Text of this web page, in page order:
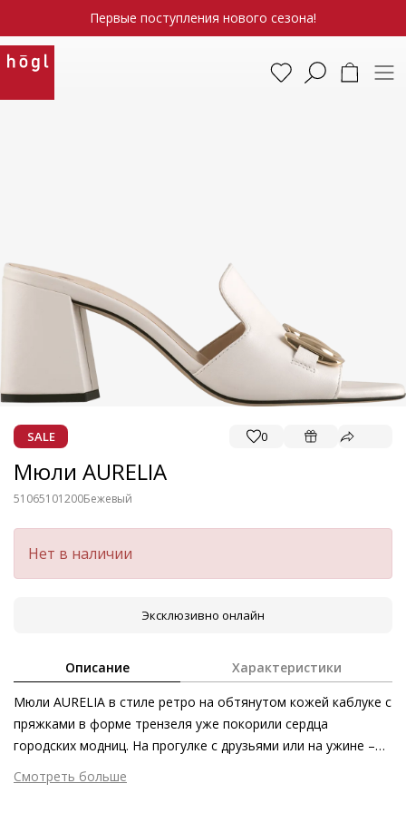
Первые поступления нового сезона!
SALE 0
Мюли AURELIA
51065101200Бежевый
Нет в наличии
Эксклюзивно онлайн
Описание Характеристики
Мюли AURELIA в стиле ретро на обтянутом кожей каблуке с
пряжками в форме трензеля уже покорили сердца
городских модниц. На прогулке с друзьями или на ужине –
стильное очарование мюлей, изготовленных этичными
методами на экологически безопасном производстве,
Смотреть больше